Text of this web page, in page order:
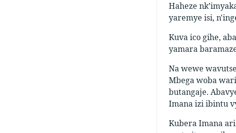
Haheze
yaremye isi,
Kuva ico gihe,
yamara
Na wewe
Mbega woba
butangaje.
Imana izi ibintu
Kubera Imana